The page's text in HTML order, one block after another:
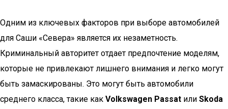
Одним из ключевых факторов при выборе автомобилей
для Саши «Севера» является их незаметность.
Криминальный авторитет отдает предпочтение моделям,
которые не привлекают лишнего внимания и легко могут
быть замаскированы. Это могут быть автомобили
среднего класса, такие как Volkswagen Passat или Skoda